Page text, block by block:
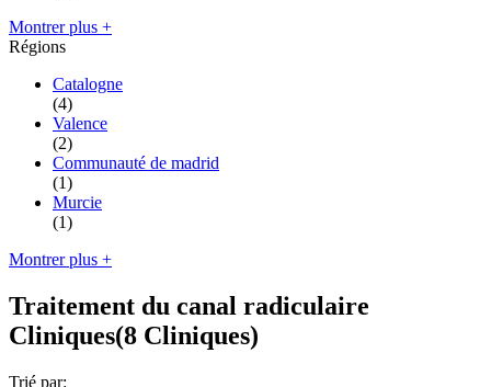
Montrer plus +
Régions
Catalogne
(4)
Valence
(2)
Communauté de madrid
(1)
Murcie
(1)
Montrer plus +
Traitement du canal radiculaire
Cliniques(8 Cliniques)
Trié par: